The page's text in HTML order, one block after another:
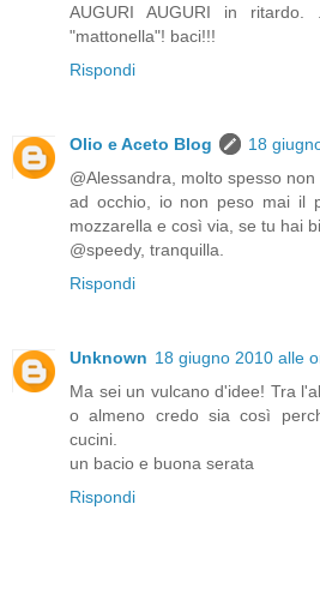
AUGURI AUGURI in ritardo.
"mattonella"! baci!!!
Rispondi
Olio e Aceto Blog
18
@Alessandra, molto spesso
ad occhio, io non peso mai il
mozzarella e così via, se tu hai
@speedy, tranquilla.
Rispondi
Unknown 18 giugno 2010 alle
Ma sei un vulcano d'idee! Tra
o almeno credo sia così
cucini.
un bacio e buona serata
Rispondi